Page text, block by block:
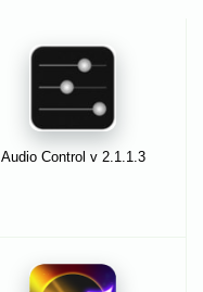
Audio Control v 2.1.1.3